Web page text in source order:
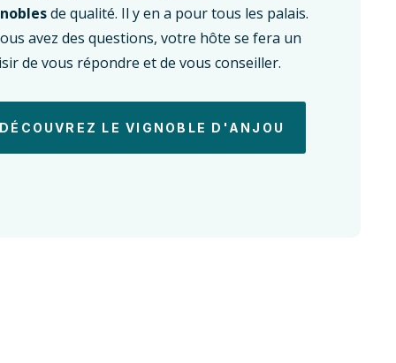
de qualité. Il y en a pour tous les palais.
avez des questions, votre hôte se fera un
de vous répondre et de vous conseiller.
DÉCOUVREZ LE VIGNOBLE D'ANJOU